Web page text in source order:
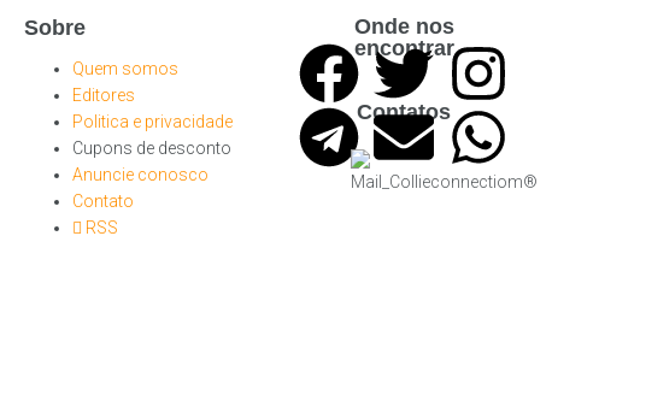
Sobre
Quem somos
Editores
Politica e privacidade
Cupons de desconto
Anuncie conosco
Contato
RSS
Onde nos
encontrar
Contatos